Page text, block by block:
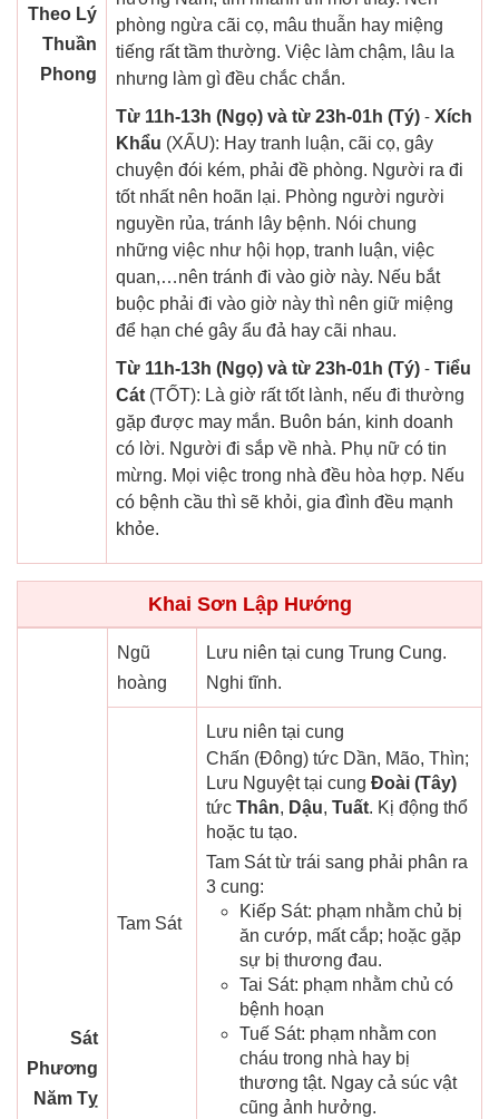
Theo Lý
Thuần
Phong
phòng ngừa cãi cọ, mâu thuẫn hay miệng
tiếng rất tầm thường. Việc làm chậm, lâu la
nhưng làm gì đều chắc chắn.
Từ 11h-13h (Ngọ) và từ 23h-01h (Tý) - Xích
Khẩu (XẤU): Hay tranh luận, cãi cọ, gây
chuyện đói kém, phải đề phòng. Người ra đi
tốt nhất nên hoãn lại. Phòng người người
nguyền rủa, tránh lây bệnh. Nói chung
những việc như hội họp, tranh luận, việc
quan,…nên tránh đi vào giờ này. Nếu bắt
buộc phải đi vào giờ này thì nên giữ miệng
để hạn ché gây ẩu đả hay cãi nhau.
Từ 11h-13h (Ngọ) và từ 23h-01h (Tý) - Tiểu
Cát (TỐT): Là giờ rất tốt lành, nếu đi thường
gặp được may mắn. Buôn bán, kinh doanh
có lời. Người đi sắp về nhà. Phụ nữ có tin
mừng. Mọi việc trong nhà đều hòa hợp. Nếu
có bệnh cầu thì sẽ khỏi, gia đình đều mạnh
khỏe.
Khai Sơn Lập Hướng
Sát
Phương
Năm Tỵ
Ngũ
hoàng
Lưu niên tại cung Trung Cung.
Nghi tĩnh.
Tam Sát
Lưu niên tại cung
Chấn (Đông) tức Dần, Mão, Thìn;
Lưu Nguyệt tại cung Đoài (Tây)
tức Thân, Dậu, Tuất. Kị động thổ
hoặc tu tạo.
Tam Sát từ trái sang phải phân ra
3 cung:
Kiếp Sát: phạm nhằm chủ bị
ăn cướp, mất cắp; hoặc gặp
sự bị thương đau.
Tai Sát: phạm nhằm chủ có
bệnh hoạn
Tuế Sát: phạm nhằm con
cháu trong nhà hay bị
thương tật. Ngay cả súc vật
cũng ảnh hưởng.